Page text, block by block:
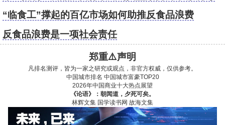
点餐等
“临食工”撑起的百亿市场如何助推反食品浪费
反食品浪费是一项社会责任
郑重⚠️声明
凡排名测评，皆为一家之研究或观点，非官方权威，仅供参考。
中国城市排名 中国城市富豪TOP20
2026年中国商业十大热点展望
《论语》：朝闻道，夕死可矣。
林辉文集 国学读书网 故海文集